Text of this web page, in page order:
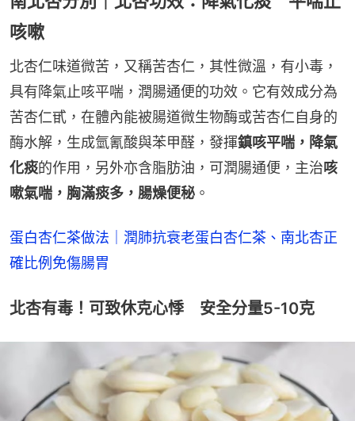
咳嗽
北杏仁味道微苦，又稱苦杏仁，其性微溫，有小毒，
具有降氣止咳平喘，潤腸通便的功效。它有效成分為
苦杏仁甙，在體內能被腸道微生物酶或苦杏仁自身的
酶水解，生成氫氰酸與苯甲醛，發揮鎮咳平喘，降氣
化痰的作用，另外亦含脂肪油，可潤腸通便，主治咳
嗽氣喘，胸滿痰多，腸燥便秘 。
蛋白杏仁茶做法｜潤肺抗衰老蛋白杏仁茶、南北杏正
確比例免傷腸胃
北杏有毒！可致休克心悸 安全分量5-10克